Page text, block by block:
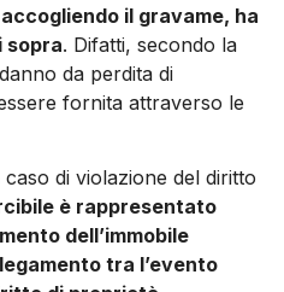
il gravame, ha
sopra. Difatti, secondo la
da perdita di
fornita attraverso le
di violazione del diritto
è rappresentato
dell’immobile
tra l’evento